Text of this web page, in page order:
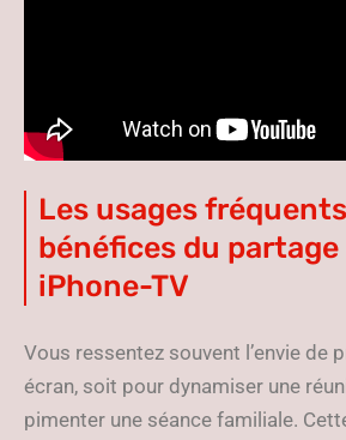
Les usages
bénéfices du partage
iPhone-TV
Vous ressentez souvent l’envie de
écran, soit pour dynamiser une
pimenter une séance familiale.